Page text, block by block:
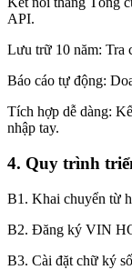
API.
Lưu trữ 10 năm: Tra
Báo cáo tự động:
Tích hợp dễ dàng:
nhập tay.
4. Quy trình
B1. Khai chuyển từ
B2. Đăng ký VIN
B3. Cài đặt chữ ký